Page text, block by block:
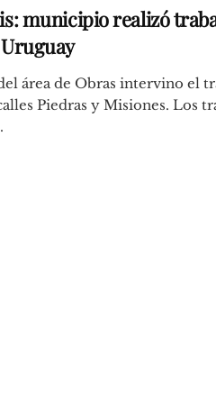
municipio realizó
área de Obras intervino el
Piedras y Misiones. Los